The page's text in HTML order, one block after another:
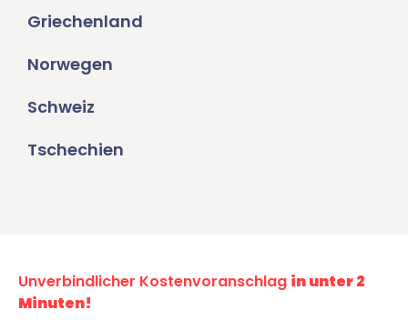
Griechenland
Norwegen
Schweiz
Tschechien
Unverbindlicher Kostenvoranschlag in unter 2
Minuten!